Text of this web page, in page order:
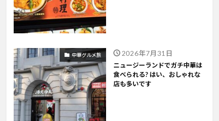
中華グルメ旅 2026年7月31日
ニュージーランドでガチ中華は
食べられる? はい、おしゃれな
店も多いです